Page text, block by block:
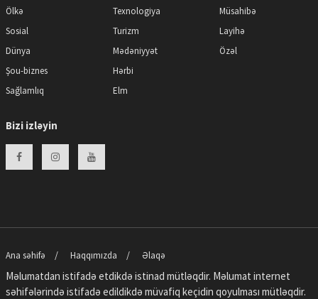
Ölkə
Sosial
Dünya
Şou-biznes
Sağlamlıq
Texnologiya
Turizm
Mədəniyyət
Hərbi
Elm
Müsahibə
Layihə
Özəl
Bizi izləyin
Ana səhifə Haqqımızda Əlaqə
Məlumatdan istifadə etdikdə istinad mütləqdir. Məlumat internet
səhifələrində istifadə edildikdə müvafiq keçidin qoyulması mütləqdir.